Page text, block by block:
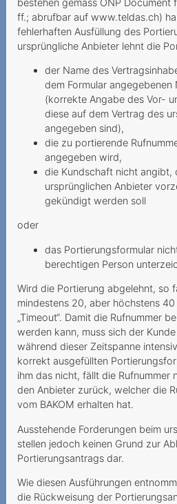
ff.; abrufbar auf www.teldas.ch)
fehlerhaften Ausfüllung des
ursprüngliche Anbieter lehnt die
der Name des
dem Formular angegebenen
(korrekte Angabe des Vor-
diese auf dem Vertrag des
angegeben sind),
die zu portierende
angegeben wird,
die Kundschaft nicht angibt,
ursprünglichen Anbieter
gekündigt werden soll
oder
das Portierungsformular
berechtigen Person
Wird die Portierung abgelehnt, so
mindestens 20, aber höchstens
„Timeout“. Damit die Rufnummer
werden kann, muss sich der
während dieser Zeitspanne
korrekt ausgefüllten
ihm das nicht, fällt die Rufnummer
den Anbieter zurück, welcher die
vom BAKOM erhalten hat.
Ausstehende Forderungen beim
stellen jedoch keinen Grund zur
Portierungsantrags dar.
Wie diesen Ausführungen
die Rückweisung der
servizi a
Servizi a
2017
2016
Internet
trotz